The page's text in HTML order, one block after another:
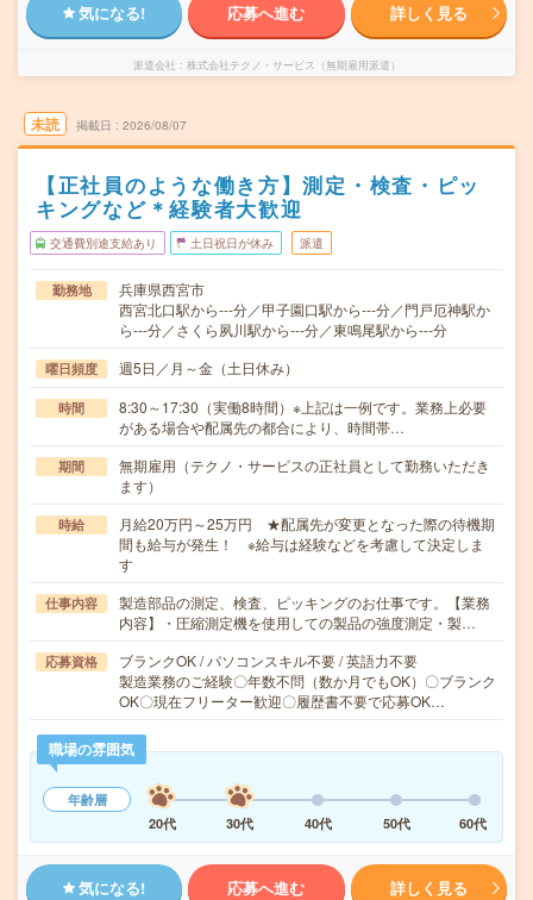
気になる! 応募へ進む 詳しく見る
派遣会社 株式会社テクノ・サービス（無期雇用派遣）
未読 掲載日 2026/08/07
【正社員のような働き方】測定・検査・ピッ
キングなど＊経験者大歓迎
交通費別途支給あり 土日祝日が休み 派遣
勤務地
兵庫県西宮市
西宮北口駅から---分／甲子園口駅から---分／門戸厄神駅か
ら---分／さくら夙川駅から---分／東鳴尾駅から---分
曜日頻度 週5日／月～金（土日休み）
時間
8:30～17:30（実働8時間）※上記は一例です。業務上必要
がある場合や配属先の都合により、時間帯…
期間
無期雇用（テクノ・サービスの正社員として勤務いただき
ます）
時給
月給20万円～25万円 ★配属先が変更となった際の待機期
間も給与が発生！ ※給与は経験などを考慮して決定しま
す
仕事内容
製造部品の測定、検査、ピッキングのお仕事です。【業務
内容】・圧縮測定機を使用しての製品の強度測定・製…
応募資格
ブランクOK / パソコンスキル不要 / 英語力不要
製造業務のご経験〇年数不問（数か月でもOK）〇ブランク
OK〇現在フリーター歓迎〇履歴書不要で応募OK…
職場の雰囲気
年齢層
20代
30代 40代 50代 60代
気になる! 応募へ進む 詳しく見る